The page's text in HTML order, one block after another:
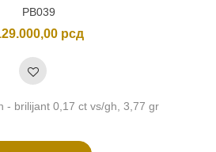
PB039
рсд
- brilijant 0,17 ct vs/gh, 3,77 gr